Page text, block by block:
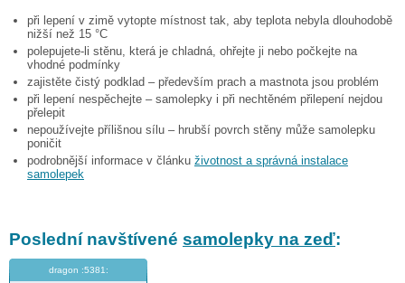
při lepení v zimě vytopte místnost tak, aby teplota nebyla dlouhodobě
nižší než 15 °C
polepujete-li stěnu, která je chladná, ohřejte ji nebo počkejte na
vhodné podmínky
zajistěte čistý podklad – především prach a mastnota jsou problém
při lepení nespěchejte – samolepky i při nechtěném přilepení nejdou
přelepit
nepoužívejte přílišnou sílu – hrubší povrch stěny může samolepku
poničit
podrobnější informace v článku životnost a správná instalace
samolepek
Poslední navštívené samolepky na zeď:
dragon :5381: